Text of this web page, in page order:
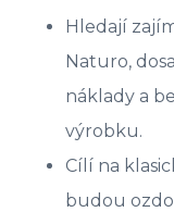
Hledají
Naturo,
náklady a
výrobku.
Cílí na
budou